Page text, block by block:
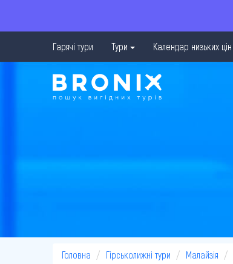
Гарячі тури Тури Календар низьких цін
Головна Гірськолижні тури Малайзія